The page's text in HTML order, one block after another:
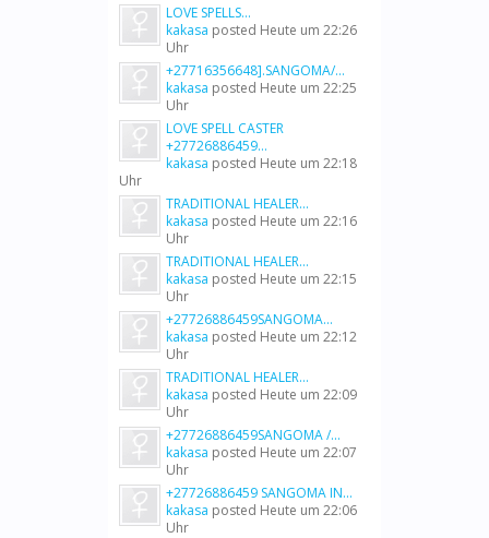
LOVE SPELLS...
kakasa posted Heute um 22:26
Uhr
+27716356648].SANGOMA/...
kakasa posted Heute um 22:25
Uhr
LOVE SPELL CASTER
+27726886459...
kakasa posted Heute um 22:18
Uhr
TRADITIONAL HEALER...
kakasa posted Heute um 22:16
Uhr
TRADITIONAL HEALER...
kakasa posted Heute um 22:15
Uhr
+27726886459SANGOMA...
kakasa posted Heute um 22:12
Uhr
TRADITIONAL HEALER...
kakasa posted Heute um 22:09
Uhr
+27726886459SANGOMA /...
kakasa posted Heute um 22:07
Uhr
+27726886459 SANGOMA IN...
kakasa posted Heute um 22:06
Uhr